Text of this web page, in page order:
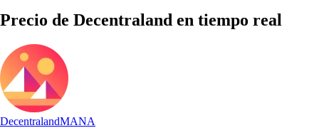
Precio de Decentraland en tiempo real
DecentralandMANA